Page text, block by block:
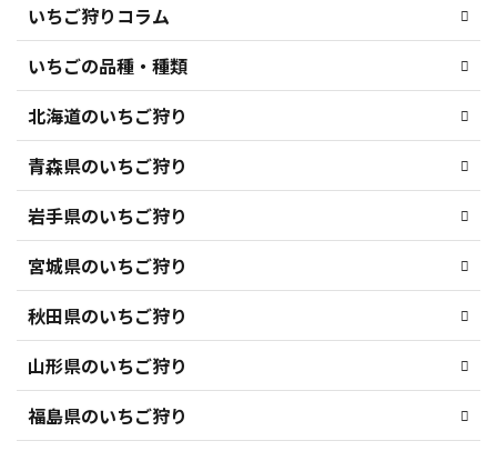
いちご狩りコラム
いちごの品種・種類
北海道のいちご狩り
青森県のいちご狩り
岩手県のいちご狩り
宮城県のいちご狩り
秋田県のいちご狩り
山形県のいちご狩り
福島県のいちご狩り